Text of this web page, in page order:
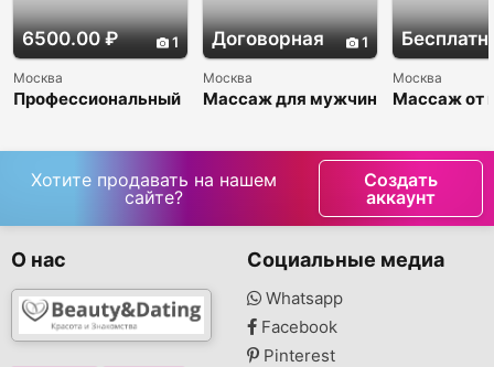
6500.00 ₽ 1
Москва
Профессиональный
мужчин, женщин и
пар
Договорная 1
Москва
Массаж для мужчин
Москва
Массаж от
Хотите продавать на нашем
сайте?
Создать
аккаунт
О нас Социальные медиа
Whatsapp
Facebook
Pinterest